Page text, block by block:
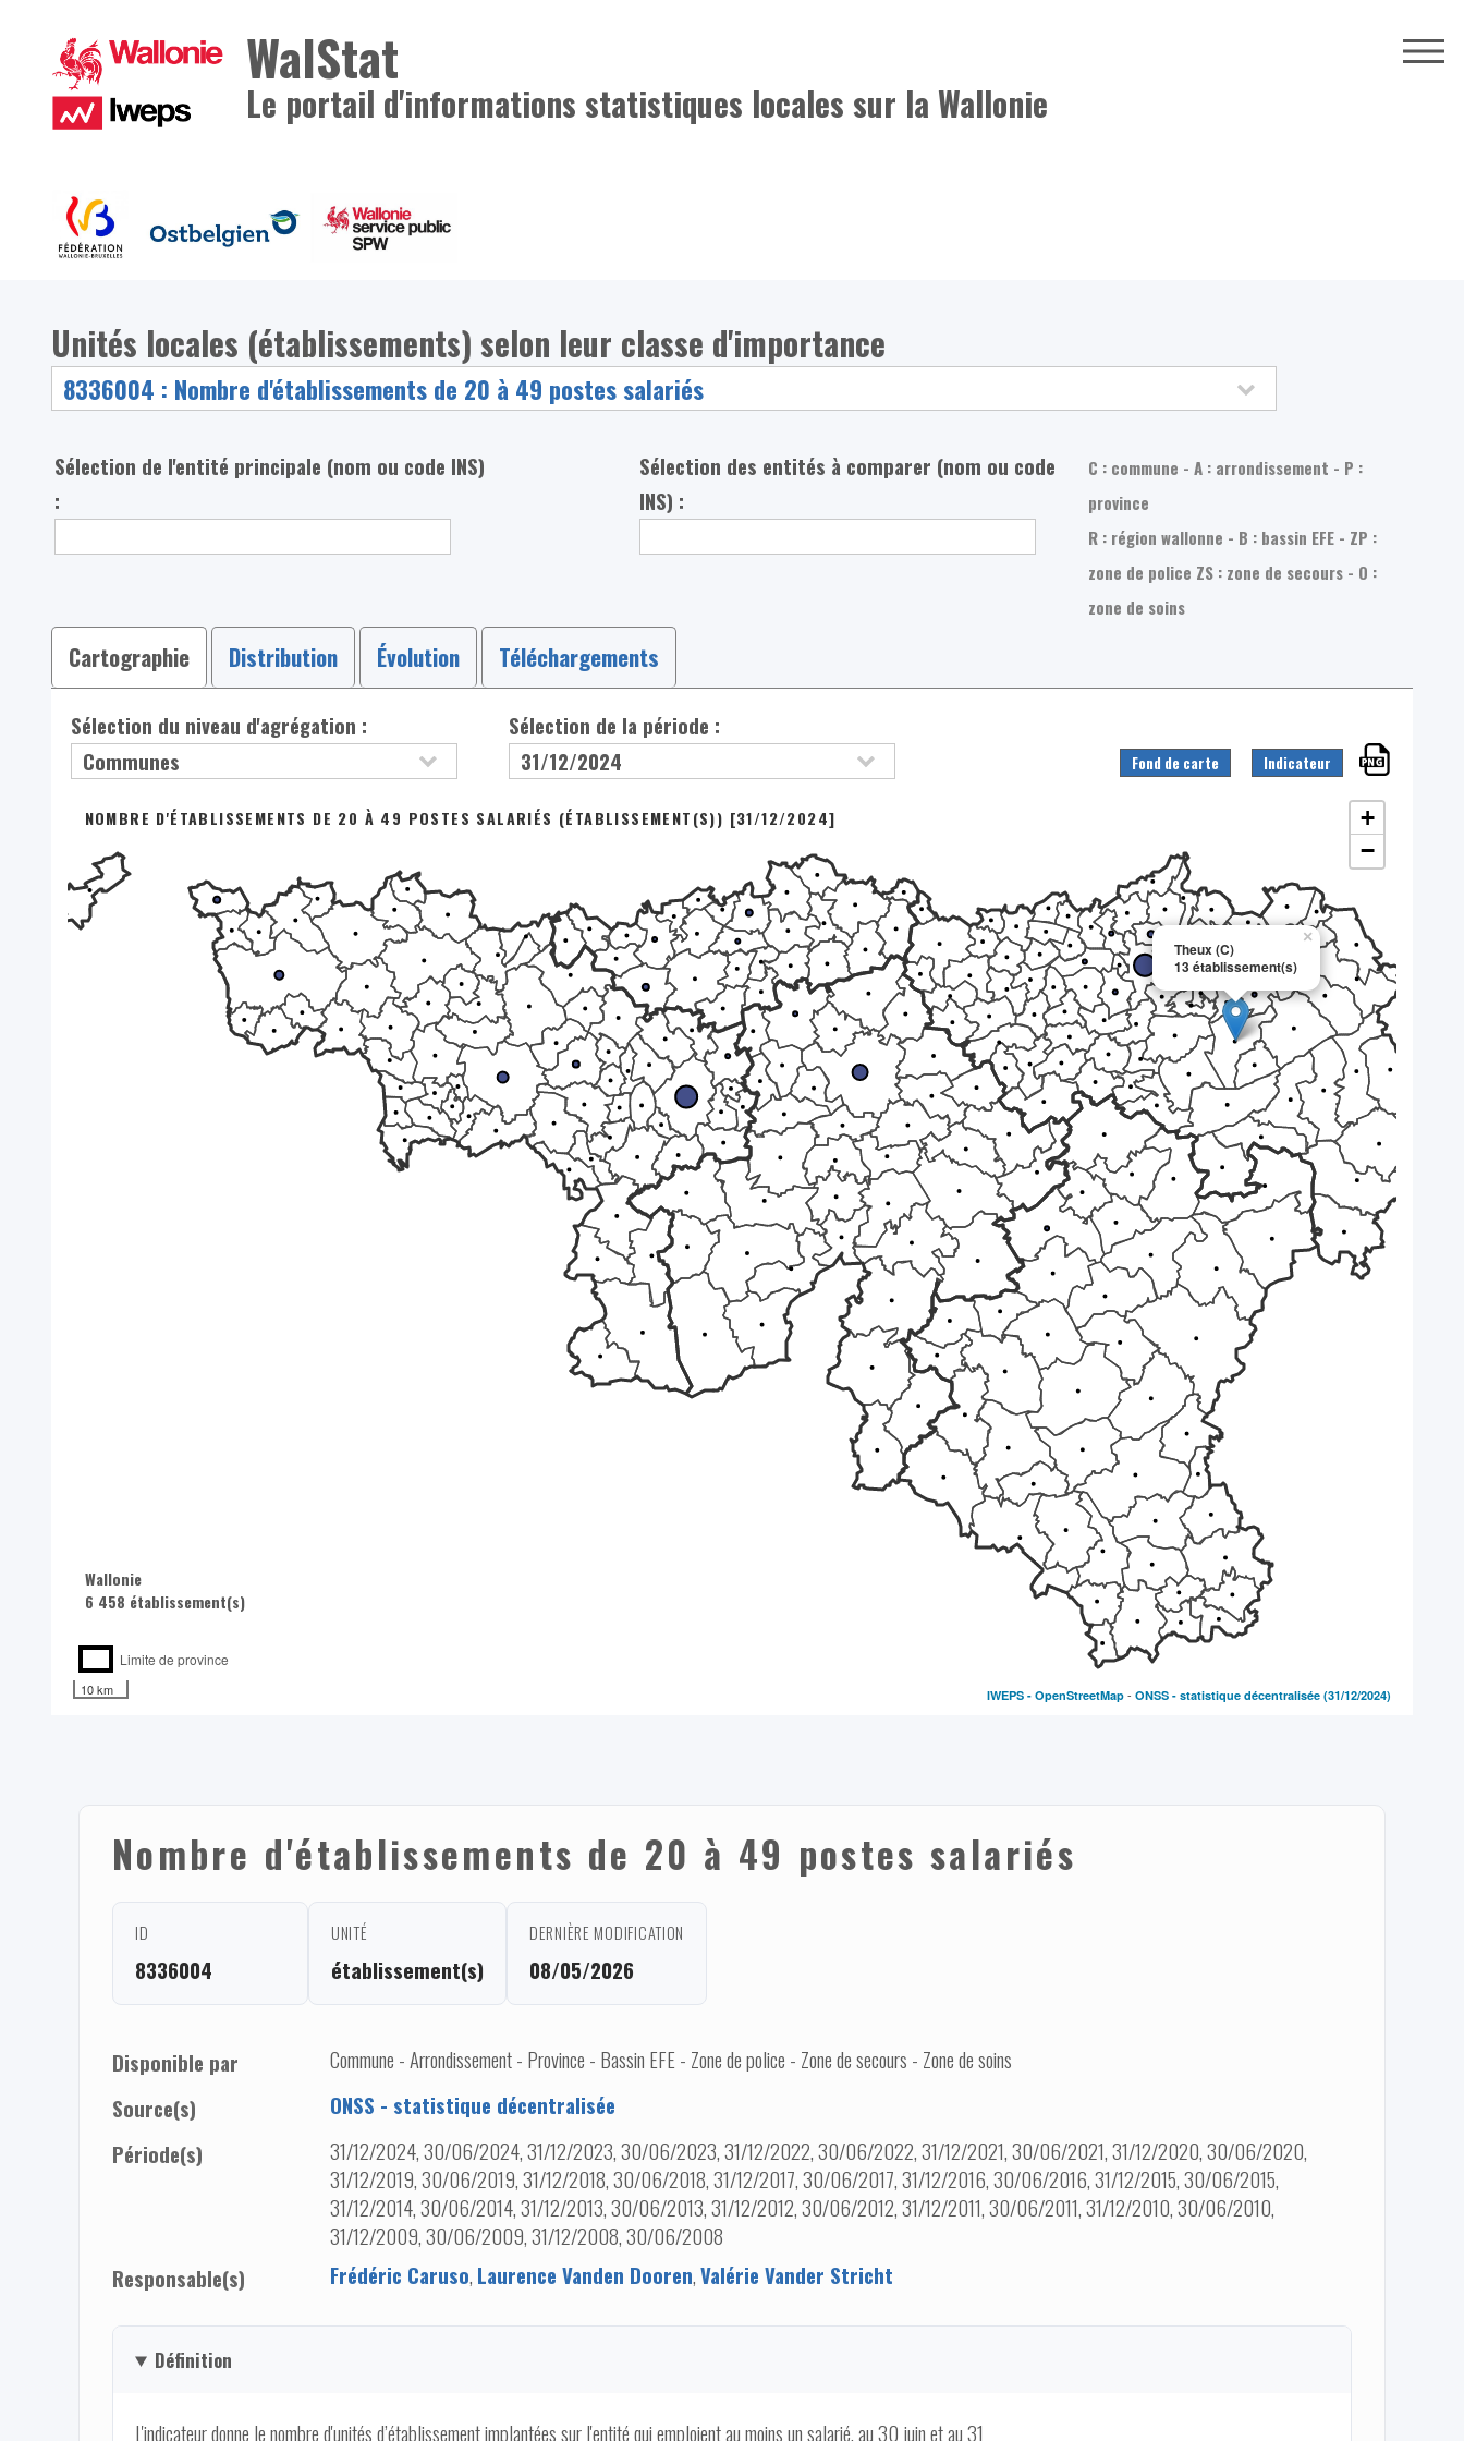
WalStat
Le portail d'informations statistiques locales sur la Wallonie
Unités locales (établissements) selon leur classe d'importance
Sélection de l'entité principale (nom ou code INS)
:
Sélection des entités à comparer (nom ou code
INS) :
C : commune - A : arrondissement - P :
province
R : région wallonne - B : bassin EFE - ZP :
zone de police ZS : zone de secours - O :
zone de soins
Cartographie Distribution Évolution Téléchargements
Sélection du niveau d'agrégation : Sélection de la période :
Fond de carte Indicateur
Theux (C)
13 établissement(s)
×
NOMBRE D'ÉTABLISSEMENTS DE 20 À 49 POSTES SALARIÉS (ÉTABLISSEMENT(S)) [31/12/2024]
+
−
Wallonie
6 458 établissement(s)
Limite de province
10 km IWEPS -OpenStreetMap -ONSS - statistique décentralisée (31/12/2024)
Nombre d'établissements de 20 à 49 postes salariés
ID
8336004
UNITÉ
établissement(s)
DERNIÈRE MODIFICATION
08/05/2026
Disponible par
Commune - Arrondissement - Province - Bassin EFE - Zone de police - Zone de secours - Zone de soins
Source(s)
ONSS - statistique décentralisée
Période(s)
31/12/2024, 30/06/2024, 31/12/2023, 30/06/2023, 31/12/2022, 30/06/2022, 31/12/2021, 30/06/2021, 31/12/2020, 30/06/2020,
31/12/2019, 30/06/2019, 31/12/2018, 30/06/2018, 31/12/2017, 30/06/2017, 31/12/2016, 30/06/2016, 31/12/2015, 30/06/2015,
31/12/2014, 30/06/2014, 31/12/2013, 30/06/2013, 31/12/2012, 30/06/2012, 31/12/2011, 30/06/2011, 31/12/2010, 30/06/2010,
31/12/2009, 30/06/2009, 31/12/2008, 30/06/2008
Responsable(s)
Frédéric Caruso, Laurence Vanden Dooren,Valérie Vander Stricht
Définition
L'indicateur donne le nombre d'unités d’établissement implantées sur l'entité qui emploient au moins un salarié, au 30 juin et au 31